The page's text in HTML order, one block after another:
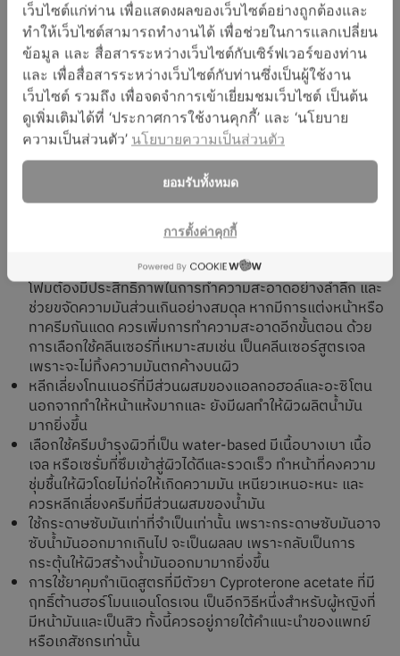
หลีกเลี่ยงอาหารที่มีน้ำตาลเป็นส่วนประกอบในปริมาณมาก
เนื่องจากน้ำตาลมีผลต่อต่อมไขมันบนผิวหนัง และการทำงาน
ของฮอร์โมนแอนโดรเจน
ดื่มน้ำสะอาดให้มากๆ โดยการจิบทีละน้อยแต่บ่อยครั้งทำให้ผิว
มีความชุ่มชื้น และขับของเสียจากร่างกายได้ดียิ่งขึ้น
หลีกเลี่ยงแสงแดด ความร้อนทำให้น้ำในผิวของเราระเหยออก
ไปได้เร็ว ขาดความสมดุล กระตุ้นให้ต่อมไขมันผลิตน้ำมันออก
มามากขึ้น และควรใช้ครีมกันแดดร่วมด้วยโดยเลือกใช้ครีม
กันแดดสูตรบางเบา และปราศจากสารก่อการระคายเคืองที่
อาจกระตุ้นการเกิดสิว เช่น น้ำหอม
ล้างทำความสะอาดผิวหน้าด้วยโฟมล้างหน้า วันละ 2 ครั้งเช้า-
เย็น ไม่ควรล้างหน้าบ่อยเกินไปเพราะจะทำให้ผิวเร่งผลิตน้ำมัน
กระตุ้นการเกิดสิว เช่น น้ำหอม, เม็ดบีดส์สครับผิว เป็นต้น
โฟมต้องมีประสิทธิภาพในการทำความสะอาดอย่างล้ำลึก และ
ช่วยขจัดความมันส่วนเกินอย่างสมดุล หากมีการแต่งหน้าหรือ
ทาครีมกันแดด ควรเพิ่มการทำความสะอาดอีกขั้นตอน ด้วย
การเลือกใช้คลีนเซอร์ที่เหมาะสมเช่น เป็นคลีนเซอร์สูตรเจล
เพราะจะไม่ทิ้งความมันตกค้างบนผิว
หลีกเลี่ยงโทนเนอร์ที่มีส่วนผสมของแอลกอฮอล์และอะซิโตน
นอกจากทำให้หน้าแห้งมากและ ยังมีผลทำให้ผิวผลิตน้ำมัน
มากยิ่งขึ้น
เลือกใช้ครีมบำรุงผิวที่เป็น water-based มีเนื้อบางเบา เนื้อ
เจล หรือเซรั่มที่ซึมเข้าสู่ผิวได้ดีและรวดเร็ว ทำหน้าที่คงความ
ชุ่มชื้นให้ผิวโดยไม่ก่อให้เกิดความมัน เหนียวเหนอะหนะ และ
ควรหลีกเลี่ยงครีมที่มีส่วนผสมของน้ำมัน
ใช้กระดาษซับมันเท่าที่จำเป็นเท่านั้น เพราะกระดาษซับมันอาจ
ซับน้ำมันออกมากเกินไป จะเป็นผลลบ เพราะกลับเป็นการ
กระตุ้นให้ผิวสร้างน้ำมันออกมามากยิ่งขึ้น
การใช้ยาคุมกำเนิดสูตรที่มีตัวยา Cyproterone acetate ที่มี
ฤทธิ์ต้านฮอร์โมนแอนโดรเจน เป็นอีกวิธีหนึ่งสำหรับผู้หญิงที่
มีหน้ามันและเป็นสิว ทั้งนี้ควรอยู่ภายใต้คำแนะนำของแพทย์
หรือเภสัชกรเท่านั้น
เว็บไซต์แก่ท่าน เพื่อแสดงผลของเว็บไซต์อย่างถูกต้องและ
ทำให้เว็บไซต์สามารถทำงานได้ เพื่อช่วยในการแลกเปลี่ยน
ข้อมูล และ สื่อสารระหว่างเว็บไซต์กับเซิร์ฟเวอร์ของท่าน
และ เพื่อสื่อสารระหว่างเว็บไซต์กับท่านซึ่งเป็นผู้ใช้งาน
เว็บไซต์ รวมถึง เพื่อจดจำการเข้าเยี่ยมชมเว็บไซต์ เป็นต้น
ดูเพิ่มเติมได้ที่ ‘ประกาศการใช้งานคุกกี้’ และ ‘นโยบาย
ความเป็นส่วนตัว’ นโยบายความเป็นส่วนตัว
ยอมรับทั้งหมด
การตั้งค่าคุกกี้